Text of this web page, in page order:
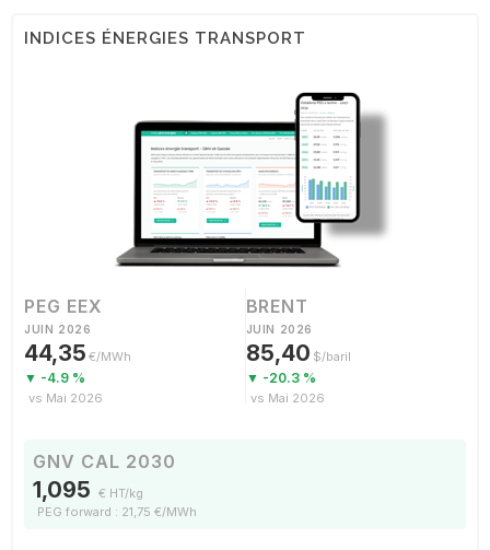
INDICES ÉNERGIES TRANSPORT
PEG EEX
JUIN 2026
44,35 €/MWh
▼ -4.9 %
vs Mai 2026
BRENT
JUIN 2026
85,40 $/baril
▼ -20.3 %
vs Mai 2026
GNV CAL 2030
1,095 € HT/kg
PEG forward : 21,75 €/MWh